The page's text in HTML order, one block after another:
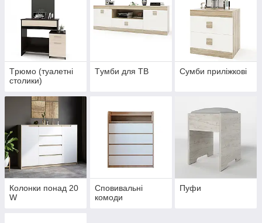
Tрюмо (туалетні
столики)
Tумби для ТВ Сумби приліжкові
Колонки понад 20
W
Сповивальні
комоди
Пуфи